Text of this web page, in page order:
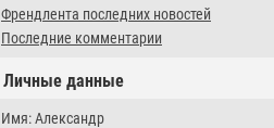
Френдлента последних новостей
Последние комментарии
Личные данные
Имя: Александр